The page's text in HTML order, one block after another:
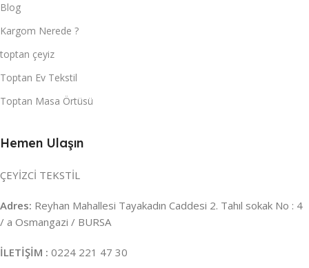
Blog
Kargom Nerede ?
toptan çeyiz
Toptan Ev Tekstil
Toptan Masa Örtüsü
Hemen Ulaşın
ÇEYİZCİ TEKSTİL
Adres: Reyhan Mahallesi Tayakadın Caddesi 2. Tahıl sokak No : 4
/ a Osmangazi / BURSA
İLETİŞİM : 0224 221 47 30